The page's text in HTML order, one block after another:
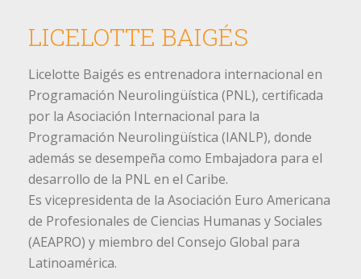
LICELOTTE BAIGÉS
Licelotte Baigés es entrenadora internacional en
Programación Neurolingüística (PNL), certificada
por la Asociación Internacional para la
Programación Neurolingüística (IANLP), donde
además se desempeña como Embajadora para el
desarrollo de la PNL en el Caribe.
Es vicepresidenta de la Asociación Euro Americana
de Profesionales de Ciencias Humanas y Sociales
(AEAPRO) y miembro del Consejo Global para
Latinoamérica.